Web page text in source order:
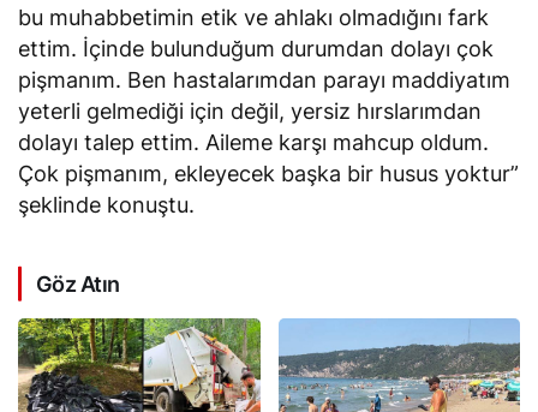
bu muhabbetimin etik ve ahlakı olmadığını fark
ettim. İçinde bulunduğum durumdan dolayı çok
pişmanım. Ben hastalarımdan parayı maddiyatım
yeterli gelmediği için değil, yersiz hırslarımdan
dolayı talep ettim. Aileme karşı mahcup oldum.
Çok pişmanım, ekleyecek başka bir husus yoktur”
şeklinde konuştu.
Göz Atın